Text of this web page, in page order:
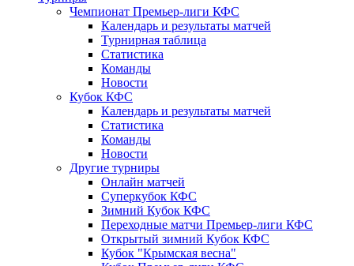
Чемпионат Премьер-лиги КФС
Календарь и результаты матчей
Турнирная таблица
Статистика
Команды
Новости
Кубок КФС
Календарь и результаты матчей
Статистика
Команды
Новости
Другие турниры
Онлайн матчей
Суперкубок КФС
Зимний Кубок КФС
Переходные матчи Премьер-лиги КФС
Открытый зимний Кубок КФС
Кубок "Крымская весна"